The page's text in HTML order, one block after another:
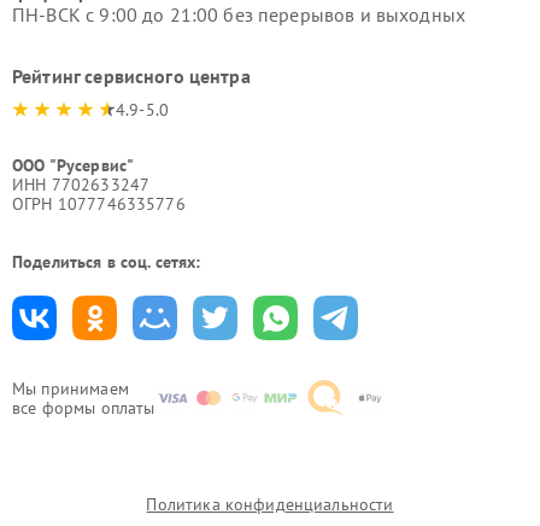
Мы принимаем
все формы оплаты
ПН-ВСК с 9:00 до 21:00 без перерывов и выходных
Рейтинг сервисного центра
4.9-5.0
ООО "Русервис"
ИНН 7702633247
ОГРН 1077746335776
Поделиться в соц. сетях:
Политика конфиденциальности